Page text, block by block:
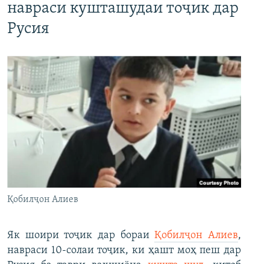
навраси кушташудаи тоҷик дар
Русия
Қобилҷон Алиев
Як шоири тоҷик дар бораиҚобилҷон Алиев,
навраси 10-солаи тоҷик, ки ҳашт моҳ пеш дар